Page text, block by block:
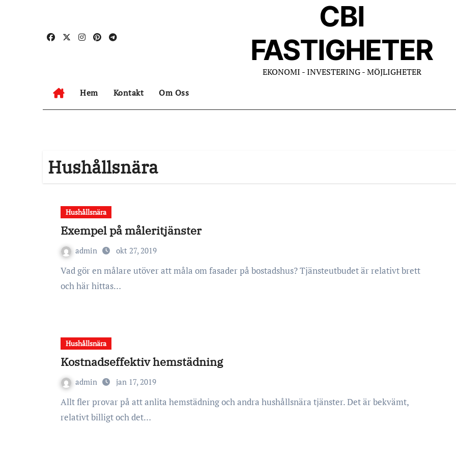
CBI
FASTIGHETER
EKONOMI - INVESTERING - MÖJLIGHETER
Hem Kontakt Om Oss
Hushållsnära
Hushållsnära
Exempel på måleritjänster
admin okt 27, 2019
Vad gör en målare utöver att måla om fasader på bostadshus? Tjänsteutbudet är relativt brett
och här hittas…
Hushållsnära
Kostnadseffektiv hemstädning
admin jan 17, 2019
Allt fler provar på att anlita hemstädning och andra hushållsnära tjänster. Det är bekvämt,
relativt billigt och det…